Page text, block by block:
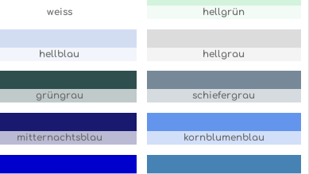
weiss hellgrün
hellblau hellgrau
grüngrau schiefergrau
mitternachtsblau kornblumenblau